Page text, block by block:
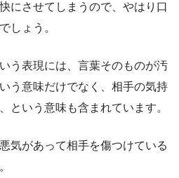
にさせてしまうので、やはり口
しょう。
う表現には、言葉そのものが汚
う意味だけでなく、相手の気持
という意味も含まれています。
気があって相手を傷つけている